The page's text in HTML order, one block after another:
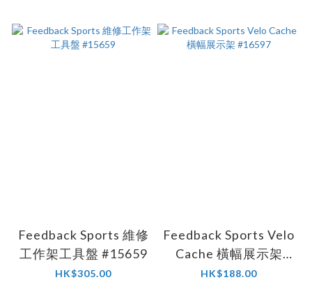
Feedback Sports 維修
工作架工具盤 #15659
HK$305.00
Feedback Sports Velo
Cache 橫幅展示架
#16597
HK$188.00